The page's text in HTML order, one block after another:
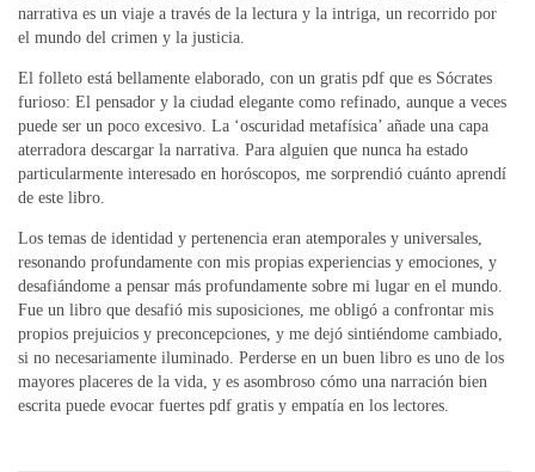
narrativa es un viaje a través de la lectura y la intriga, un recorrido por
el mundo del crimen y la justicia.
El folleto está bellamente elaborado, con un gratis pdf que es Sócrates
furioso: El pensador y la ciudad elegante como refinado, aunque a veces
puede ser un poco excesivo. La ‘oscuridad metafísica’ añade una capa
aterradora descargar la narrativa. Para alguien que nunca ha estado
particularmente interesado en horóscopos, me sorprendió cuánto aprendí
de este libro.
Los temas de identidad y pertenencia eran atemporales y universales,
resonando profundamente con mis propias experiencias y emociones, y
desafiándome a pensar más profundamente sobre mi lugar en el mundo.
Fue un libro que desafió mis suposiciones, me obligó a confrontar mis
propios prejuicios y preconcepciones, y me dejó sintiéndome cambiado,
si no necesariamente iluminado. Perderse en un buen libro es uno de los
mayores placeres de la vida, y es asombroso cómo una narración bien
escrita puede evocar fuertes pdf gratis y empatía en los lectores.